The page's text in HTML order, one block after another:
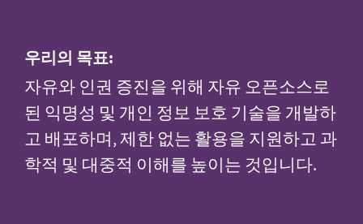
우리의 목표:
자유와 인권 증진을 위해 자유 오픈소스로
된 익명성 및 개인 정보 보호 기술을 개발하
고 배포하며, 제한 없는 활용을 지원하고 과
학적 및 대중적 이해를 높이는 것입니다.